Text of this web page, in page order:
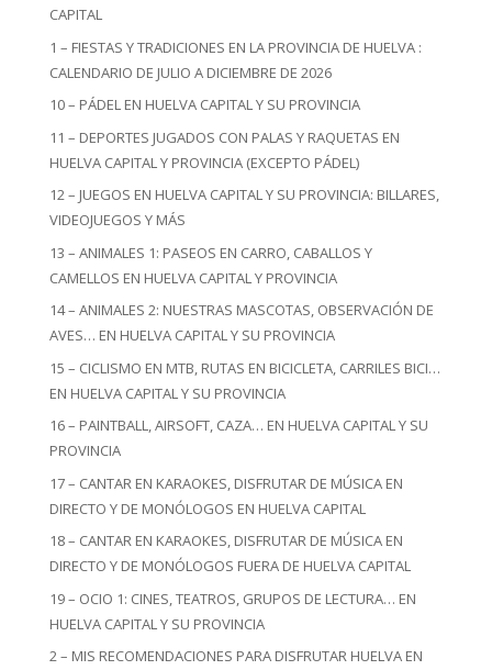
CAPITAL
1 – FIESTAS Y TRADICIONES EN LA PROVINCIA DE HUELVA :
CALENDARIO DE JULIO A DICIEMBRE DE 2026
10 – PÁDEL EN HUELVA CAPITAL Y SU PROVINCIA
11 – DEPORTES JUGADOS CON PALAS Y RAQUETAS EN
HUELVA CAPITAL Y PROVINCIA (EXCEPTO PÁDEL)
12 – JUEGOS EN HUELVA CAPITAL Y SU PROVINCIA: BILLARES,
VIDEOJUEGOS Y MÁS
13 – ANIMALES 1: PASEOS EN CARRO, CABALLOS Y
CAMELLOS EN HUELVA CAPITAL Y PROVINCIA
14 – ANIMALES 2: NUESTRAS MASCOTAS, OBSERVACIÓN DE
AVES… EN HUELVA CAPITAL Y SU PROVINCIA
15 – CICLISMO EN MTB, RUTAS EN BICICLETA, CARRILES BICI…
EN HUELVA CAPITAL Y SU PROVINCIA
16 – PAINTBALL, AIRSOFT, CAZA… EN HUELVA CAPITAL Y SU
PROVINCIA
17 – CANTAR EN KARAOKES, DISFRUTAR DE MÚSICA EN
DIRECTO Y DE MONÓLOGOS EN HUELVA CAPITAL
18 – CANTAR EN KARAOKES, DISFRUTAR DE MÚSICA EN
DIRECTO Y DE MONÓLOGOS FUERA DE HUELVA CAPITAL
19 – OCIO 1: CINES, TEATROS, GRUPOS DE LECTURA… EN
HUELVA CAPITAL Y SU PROVINCIA
2 – MIS RECOMENDACIONES PARA DISFRUTAR HUELVA EN